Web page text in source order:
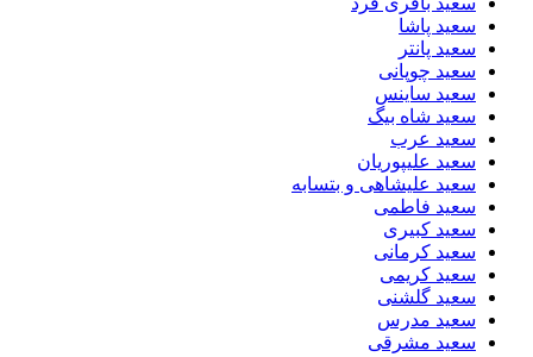
سعید پاشا
سعید پانتر
سعید چوپانی
سعید ساینس
سعید شاه بیگ
سعید عرب
سعید علیپوریان
سعید علیشاهی و بتسابه
سعید فاطمی
سعید کبیری
سعید کرمانی
سعید کریمی
سعید گلشنی
سعید مدرس
سعید مشرقی